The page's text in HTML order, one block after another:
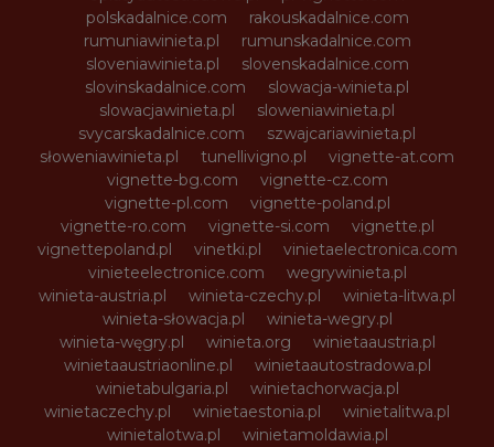
polskadalnice.com
rakouskadalnice.com
rumuniawinieta.pl
rumunskadalnice.com
sloveniawinieta.pl
slovenskadalnice.com
slovinskadalnice.com
slowacja-winieta.pl
slowacjawinieta.pl
sloweniawinieta.pl
svycarskadalnice.com
szwajcariawinieta.pl
słoweniawinieta.pl
tunellivigno.pl
vignette-at.com
vignette-bg.com
vignette-cz.com
vignette-pl.com
vignette-poland.pl
vignette-ro.com
vignette-si.com
vignette.pl
vignettepoland.pl
vinetki.pl
vinietaelectronica.com
vinieteelectronice.com
wegrywinieta.pl
winieta-austria.pl
winieta-czechy.pl
winieta-litwa.pl
winieta-słowacja.pl
winieta-wegry.pl
winieta-węgry.pl
winieta.org
winietaaustria.pl
winietaaustriaonline.pl
winietaautostradowa.pl
winietabulgaria.pl
winietachorwacja.pl
winietaczechy.pl
winietaestonia.pl
winietalitwa.pl
winietalotwa.pl
winietamoldawia.pl